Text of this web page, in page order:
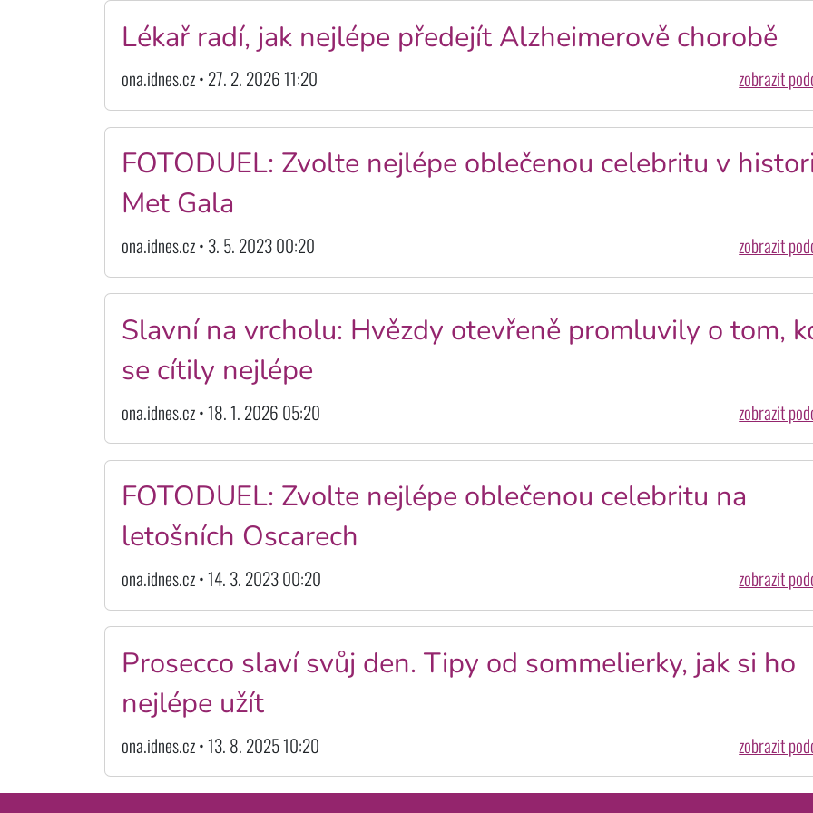
Lékař radí, jak nejlépe předejít Alzheimerově chorobě
ona.idnes.cz • 27. 2. 2026 11:20 zobrazit
FOTODUEL: Zvolte nejlépe oblečenou celebritu v
Met Gala
ona.idnes.cz • 3. 5. 2023 00:20 zobrazit
Slavní na vrcholu: Hvězdy otevřeně promluvily o tom,
se cítily nejlépe
ona.idnes.cz • 18. 1. 2026 05:20 zobrazit
FOTODUEL: Zvolte nejlépe oblečenou celebritu na
letošních Oscarech
ona.idnes.cz • 14. 3. 2023 00:20 zobrazit
Prosecco slaví svůj den. Tipy od sommelierky, jak si ho
nejlépe užít
ona.idnes.cz • 13. 8. 2025 10:20 zobrazit